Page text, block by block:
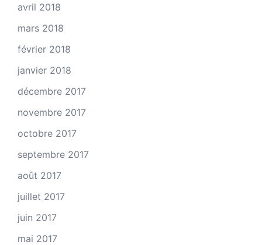
avril 2018
mars 2018
février 2018
janvier 2018
décembre 2017
novembre 2017
octobre 2017
septembre 2017
août 2017
juillet 2017
juin 2017
mai 2017